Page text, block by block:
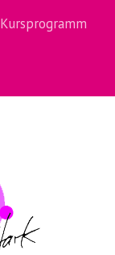
Kursprogramm